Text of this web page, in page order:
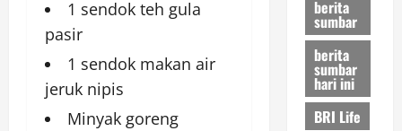
1 sendok teh gula
pasir
1 sendok makan air
jeruk nipis
Minyak goreng
berita
sumbar
berita
sumbar
hari ini
BRI Life